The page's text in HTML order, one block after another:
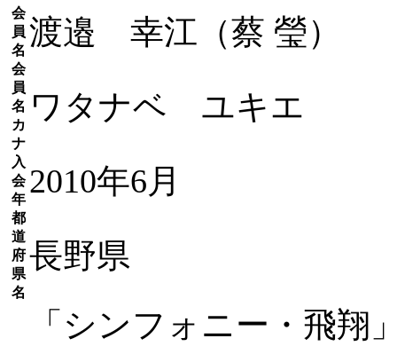
会
員
名 渡邉 幸江（蔡 瑩）
会
員
名
カ
ナ
ワタナベ ユキエ
入
会
年 2010年6月
都
道
府
県
名
長野県
「シンフォニー・飛翔